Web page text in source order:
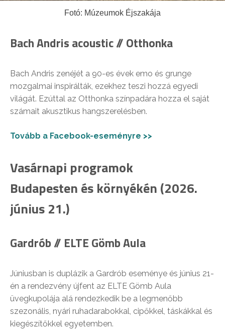
Fotó: Múzeumok Éjszakája
Bach Andris acoustic // Otthonka
Bach Andris zenéjét a 90-es évek emo és grunge
mozgalmai inspirálták, ezekhez teszi hozzá egyedi
világát. Ezúttal az Otthonka színpadára hozza el saját
számait akusztikus hangszerelésben.
Tovább a Facebook-eseményre >>
Vasárnapi programok
Budapesten és környékén (2026.
június 21.)
Gardrób // ELTE Gömb Aula
Júniusban is duplázik a Gardrób eseménye és június 21-
én a rendezvény újfent az ELTE Gömb Aula
üvegkupolája alá rendezkedik be a legmenőbb
szezonális, nyári ruhadarabokkal, cipőkkel, táskákkal és
kiegészítőkkel egyetemben.